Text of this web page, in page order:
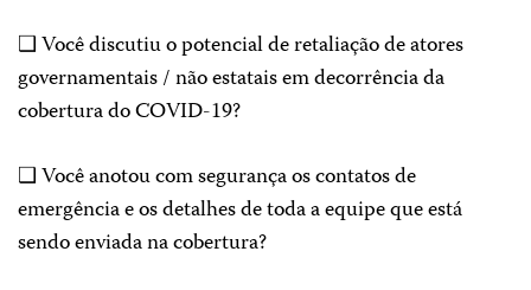
❑ Você discutiu o potencial de retaliação de atores
governamentais / não estatais em decorrência da
cobertura do COVID-19?
❑ Você anotou com segurança os contatos de
emergência e os detalhes de toda a equipe que está
sendo enviada na cobertura?